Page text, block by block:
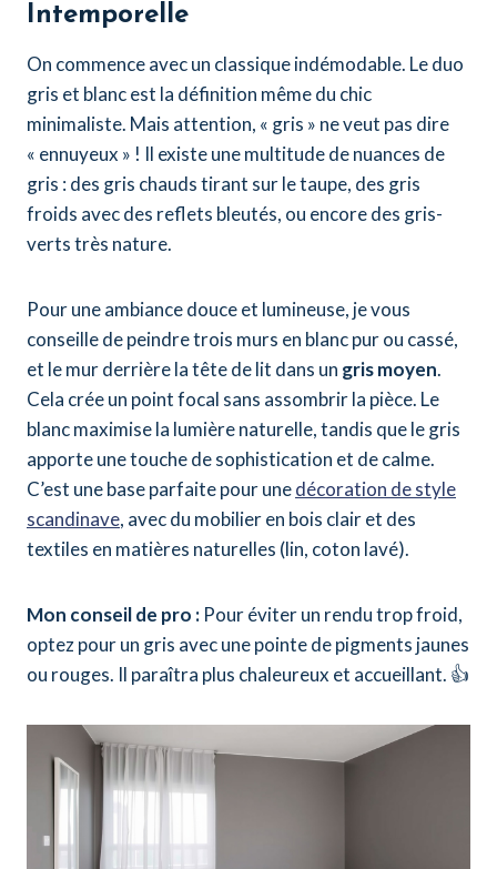
Intemporelle
On commence avec un classique indémodable. Le duo
gris et blanc est la définition même du chic
minimaliste. Mais attention, « gris » ne veut pas dire
« ennuyeux » ! Il existe une multitude de nuances de
gris : des gris chauds tirant sur le taupe, des gris
froids avec des reflets bleutés, ou encore des gris-
verts très nature.
Pour une ambiance douce et lumineuse, je vous
conseille de peindre trois murs en blanc pur ou cassé,
et le mur derrière la tête de lit dans un gris moyen.
Cela crée un point focal sans assombrir la pièce. Le
blanc maximise la lumière naturelle, tandis que le gris
apporte une touche de sophistication et de calme.
C’est une base parfaite pour unedécoration de style
scandinave, avec du mobilier en bois clair et des
textiles en matières naturelles (lin, coton lavé).
Mon conseil de pro : Pour éviter un rendu trop froid,
optez pour un gris avec une pointe de pigments jaunes
ou rouges. Il paraîtra plus chaleureux et accueillant. 👍